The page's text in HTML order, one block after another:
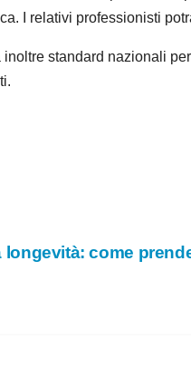
I relativi professionisti
inoltre standard nazionali
longevità: come